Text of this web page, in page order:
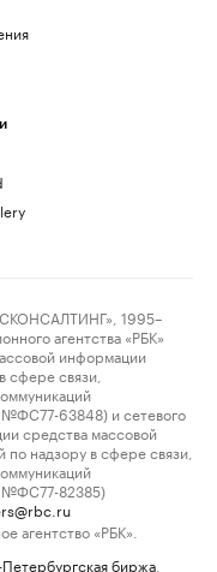
1995–
агентства «РБК»
информации
сфере связи,
63848) и сетевого
средства массовой
надзору в сфере связи,
№ФС77-82385)
агентство «РБК».
биржа